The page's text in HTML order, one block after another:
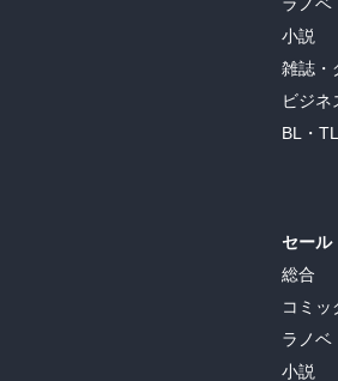
小説
雑誌・
ビジネ
BL・TL
セール
総合
コミッ
ラノベ
小説